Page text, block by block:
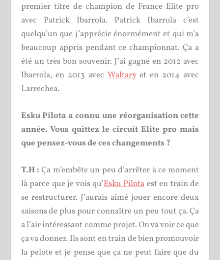
premier titre de champion de France Elite pro
avec Patrick Ibarrola. Patrick Ibarrola c’est
quelqu’un que j’apprécie énormément et qui m’a
beaucoup appris pendant ce championnat. Ça a
été un très bon souvenir. J’ai gagné en 2012 avec
Ibarrola, en 2013 avecWaltaryet en 2014 avec
Larrechea.
Esku Pilota a connu une réorganisation cette
année. Vous quittez le circuit Elite pro mais
que pensez-vous de ces changements ?
T.H :Ça m’embête un peu d’arrêter à ce moment
là parce que je vois qu’Esku Pilota est en train de
se restructurer. J’aurais aimé jouer encore deux
saisons de plus pour connaître un peu tout ça. Ça
a l’air intéressant comme projet. On va voir ce que
ça va donner. Ils sont en train de bien promouvoir
la pelote et je pense que ça ne peut faire que du